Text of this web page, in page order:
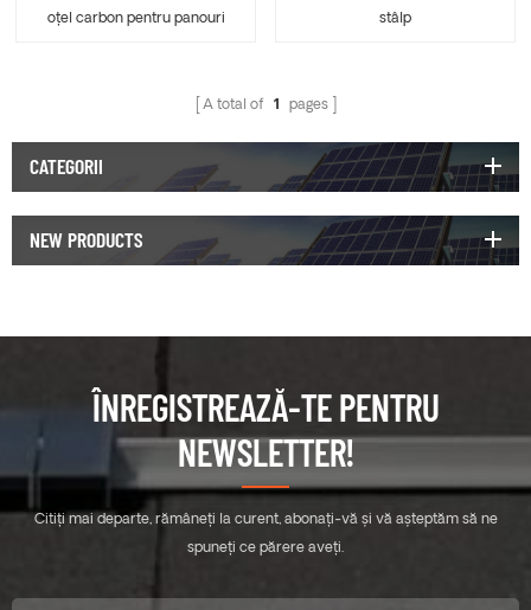
oțel carbon pentru panouri
stâlp
A total of 1 pages
CATEGORII
NEW PRODUCTS
ÎNREGISTREAZĂ-TE PENTRU
NEWSLETTER!
Citiți mai departe, rămâneți la curent, abonați-vă și vă așteptăm să ne
spuneți ce părere aveți.